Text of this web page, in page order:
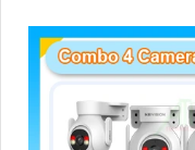
cao và hiệu suất tối ưu